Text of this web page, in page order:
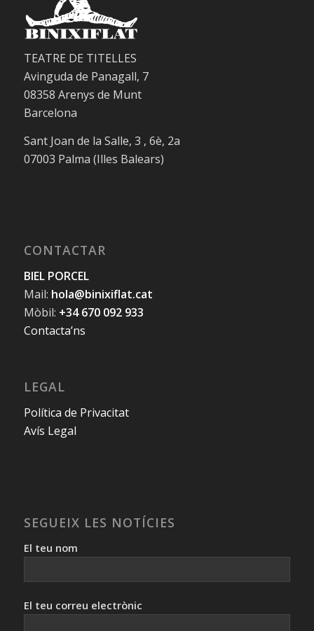
TEATRE DE TITELLES
Avinguda de Panagall, 7
08358 Arenys de Munt
Barcelona
Sant Joan de la Salle, 3 , 6è, 2a
07003 Palma (Illes Balears)
CONTACTAR
BIEL PORCEL
Mail: hola@binixiflat.cat
Mòbil: +34 670 092 933
Contacta’ns
LEGAL
Política de Privacitat
Avís Legal
SEGUEIX LES NOTÍCIES
El teu nom
El teu correu electrònic